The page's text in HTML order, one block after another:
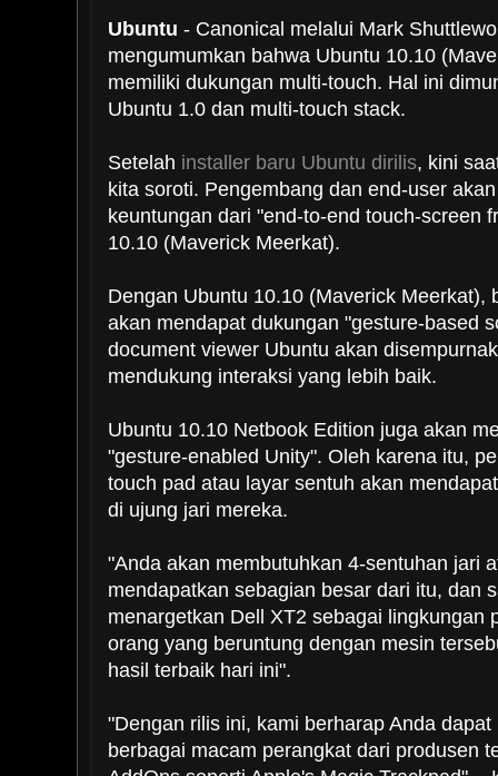
Ubuntu - Canonical melalui Mark
mengumumkan bahwa Ubuntu 10.10
memiliki dukungan multi-touch. Hal ini
Ubuntu 1.0 dan multi-touch stack.
Setelah installer baru Ubuntu dirilis, kini
kita soroti. Pengembang dan end-user
keuntungan dari "end-to-end touch-screen
10.10 (Maverick Meerkat).
Dengan Ubuntu 10.10 (Maverick Meerkat),
akan mendapat dukungan "gesture-based
document viewer Ubuntu akan
mendukung interaksi yang lebih baik.
Ubuntu 10.10 Netbook Edition juga akan
"gesture-enabled Unity". Oleh karena itu,
touch pad atau layar sentuh akan
di ujung jari mereka.
"Anda akan membutuhkan 4-sentuhan jari
mendapatkan sebagian besar dari itu, dan
menargetkan Dell XT2 sebagai lingkungan
orang yang beruntung dengan mesin
hasil terbaik hari ini".
"Dengan rilis ini, kami berharap Anda
berbagai macam perangkat dari produsen